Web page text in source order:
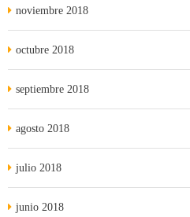
noviembre 2018
octubre 2018
septiembre 2018
agosto 2018
julio 2018
junio 2018